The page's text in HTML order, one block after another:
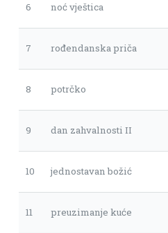
6 noć vještica
7 rođendanska priča
8 potrčko
9 dan zahvalnosti II
10 jednostavan božić
11 preuzimanje kuće